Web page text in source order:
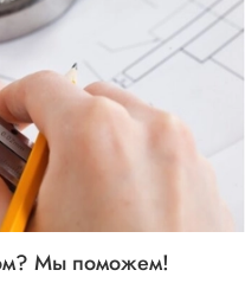
Мы поможем!